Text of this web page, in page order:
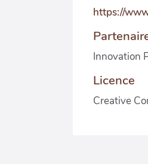
https://
Innovation
Licence
Creative